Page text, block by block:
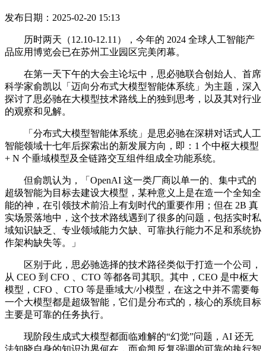
发布日期：2025-02-20 15:13
历时两天（12.10-12.11），今年的 2024 全球人工智能产
品应用博览会已在苏州工业园区完美闭幕。
在第一天下午的大会主论坛中，思必驰联合创始人、首席
科学家俞凯以「迈向分布式大模型智能体系统」为主题，深入
探讨了思必驰在大模型技术路线上的独到思考，以及其对行业
的观察和见解。
「分布式大模型智能体系统」是思必驰在深耕对话式人工
智能领域十七年后探索出的新发展方向，即：1 个中枢大模型
+ N 个垂域模型及全链路交互组件组成全功能系统。
但俞凯认为，「OpenAI 这一类厂商以单一的、集中式的
超级智能为目标去建设大模型，某种意义上是在造一个全知全
能的神，在引领技术前沿上有划时代的重要作用；但在 2B 真
实场景落地中，这个技术路线遇到了很多的问题，包括实时私
域知识缺乏、专业领域能力欠缺、可靠执行能力不足和系统协
作架构缺失等。」
区别于此，思必驰选择的技术路径类似于打造一个公司，
从 CEO 到 CFO 、CTO 等都各司其职。其中，CEO 是中枢大
模型，CFO 、CTO 等是垂域大/小模型，在这之中并不需要每
一个大模型都是超级智能，它们是分布式的，核心的系统目标
主要是可靠的任务执行。
现阶段生成式大模型都面临难解的“幻觉”问题，AI 还无
法知晓自身的知识边界何在，而俞凯反复强调的可靠的执行智